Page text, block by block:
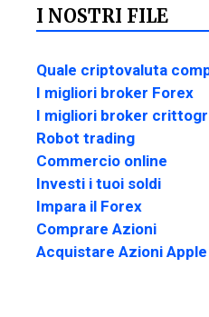
I NOSTRI FILE
Quale criptovaluta
I migliori broker Forex
I migliori broker
Robot trading
Commercio online
Investi i tuoi soldi
Impara il Forex
Comprare Azioni
Acquistare Azioni Apple